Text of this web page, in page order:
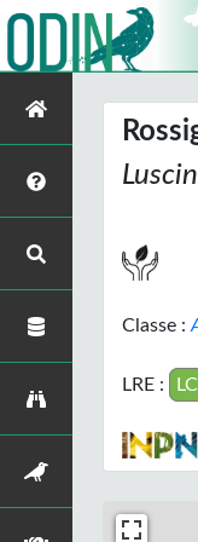
Classe :
LRE : LC